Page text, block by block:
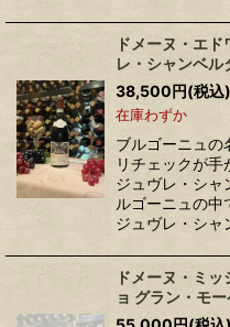
ドメーヌ・エ
レ・シャンベ
38,500円(税込)
在庫わずか
ブルゴーニュの
リチェックが
ジュヴレ・シャ
ルゴーニュの中
ジュヴレ・シ
ドメーヌ・ミ
ョ グラン・モ